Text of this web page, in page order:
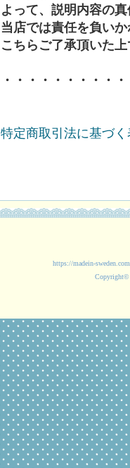
よって、説明内容の
当店では責任を負い
こちらご了承頂いた
・・・・・・・・・
特定商取引法に基づ
https://madein-
Copyright©